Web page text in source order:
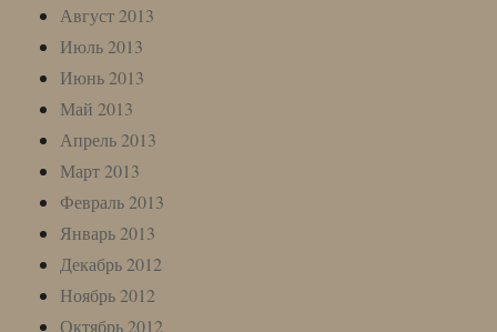
Август 2013
Июль 2013
Июнь 2013
Май 2013
Апрель 2013
Март 2013
Февраль 2013
Январь 2013
Декабрь 2012
Ноябрь 2012
Октябрь 2012